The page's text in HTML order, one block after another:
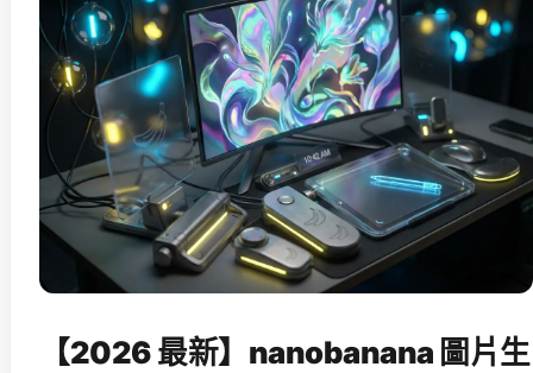
【2026 最新】nanobanana 圖片生